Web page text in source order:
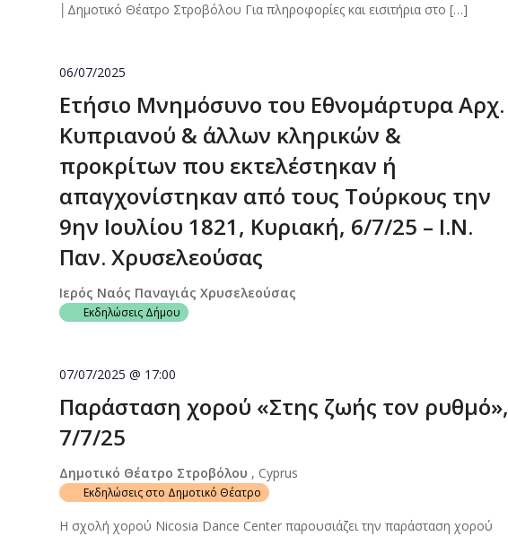
│Δημοτικό Θέατρο Στροβόλου Για πληροφορίες και εισιτήρια στο […]
Ετήσιο Μνημόσυνο του Εθνομάρτυρα Αρχ.
Κυπριανού & άλλων κληρικών &
προκρίτων που εκτελέστηκαν ή
απαγχονίστηκαν από τους Τούρκους την
9ην Ιουλίου 1821, Κυριακή, 6/7/25 – Ι.Ν.
Παν. Χρυσελεούσας
06/07/2025
Ιερός Ναός Παναγιάς Χρυσελεούσας
Εκδηλώσεις Δήμου
Παράσταση χορού «Στης ζωής τον ρυθμό»,
7/7/25
07/07/2025 @ 17:00
Δημοτικό Θέατρο Στροβόλου , Cyprus
Εκδηλώσεις στο Δημοτικό Θέατρο
Η σχολή χορού Nicosia Dance Center παρουσιάζει την παράσταση χορού